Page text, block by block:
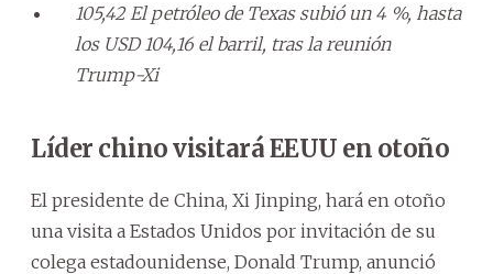
105,42 El petróleo de Texas subió un 4 %, hasta
los USD 104,16 el barril, tras la reunión
Trump-Xi
Líder chino visitará EEUU en otoño
El presidente de China, Xi Jinping, hará en otoño
una visita a Estados Unidos por invitación de su
colega estadounidense, Donald Trump, anunció